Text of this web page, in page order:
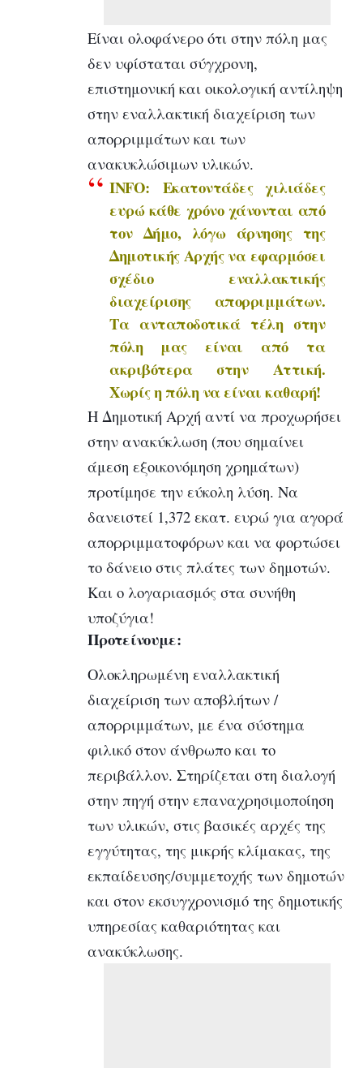
Είναι ολοφάνερο ότι στην πόλη μας
δεν υφίσταται σύγχρονη,
επιστημονική και οικολογική αντίληψη
στην εναλλακτική διαχείριση των
απορριμμάτων και των
ανακυκλώσιμων υλικών.
INFO: Εκατοντάδες χιλιάδες
ευρώ κάθε χρόνο χάνονται από
τον Δήμο, λόγω άρνησης της
Δημοτικής Αρχής να εφαρμόσει
σχέδιο εναλλακτικής
διαχείρισης απορριμμάτων.
Τα ανταποδοτικά τέλη στην
πόλη μας είναι από τα
ακριβότερα στην Αττική.
Χωρίς η πόλη να είναι καθαρή!
Η Δημοτική Αρχή αντί να προχωρήσει
στην ανακύκλωση (που σημαίνει
άμεση εξοικονόμηση χρημάτων)
προτίμησε την εύκολη λύση. Να
δανειστεί 1,372 εκατ. ευρώ για αγορά
απορριμματοφόρων και να φορτώσει
το δάνειο στις πλάτες των δημοτών.
Και ο λογαριασμός στα συνήθη
υποζύγια!
Προτείνουμε:
Ολοκληρωμένη εναλλακτική
διαχείριση των αποβλήτων /
απορριμμάτων, με ένα σύστημα
φιλικό στον άνθρωπο και το
περιβάλλον. Στηρίζεται στη διαλογή
στην πηγή στην επαναχρησιμοποίηση
των υλικών, στις βασικές αρχές της
εγγύτητας, της μικρής κλίμακας, της
εκπαίδευσης/συμμετοχής των δημοτών
και στον εκσυγχρονισμό της δημοτικής
υπηρεσίας καθαριότητας και
ανακύκλωσης.